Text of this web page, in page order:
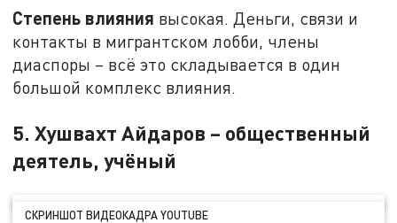
Степень влияния высокая. Деньги, связи и
контакты в мигрантском лобби, члены
диаспоры – всё это складывается в один
большой комплекс влияния.
5. Хушвахт Айдаров – общественный
деятель, учёный
СКРИНШОТ ВИДЕОКАДРА YOUTUBE